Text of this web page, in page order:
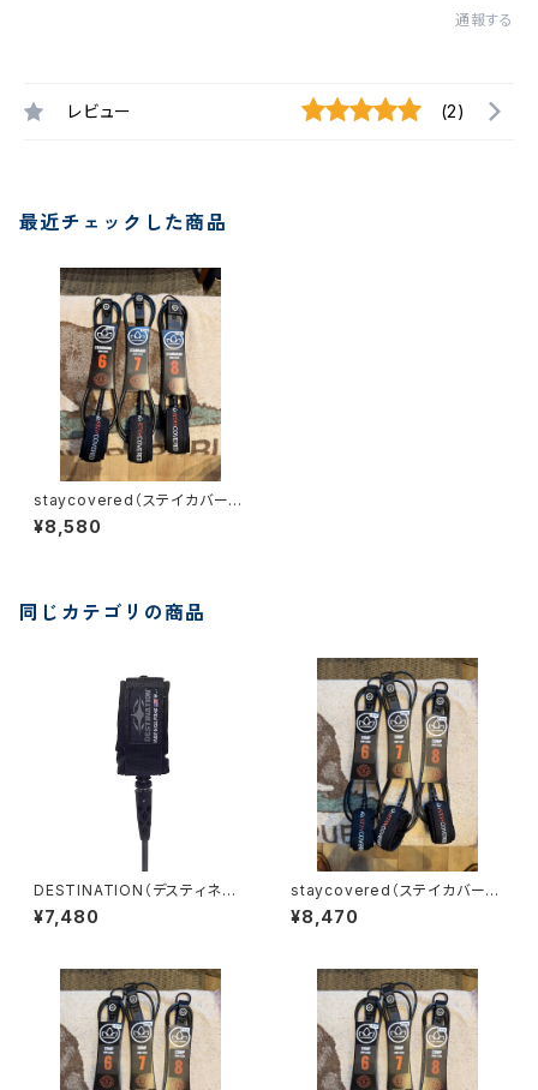
通報する
レビュー (2)
最近チェックした商品
staycovered（ステイカバー
ド）8' スタンダードリーシュ
¥8,580
同じカテゴリの商品
DESTINATION（デスティネー
ション）ダブルスウィベル リー
シュコード USA YULEX レギュ
¥7,480
staycovered（ステイカバー
ド）8' コンプリーシュ
¥8,470